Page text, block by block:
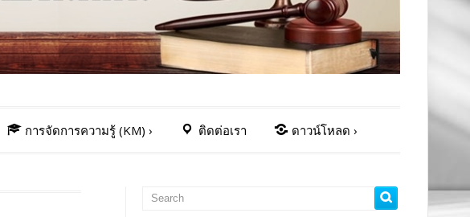
การจัดการความรู้ (KM) › ติดต่อเรา ดาวน์โหลด ›